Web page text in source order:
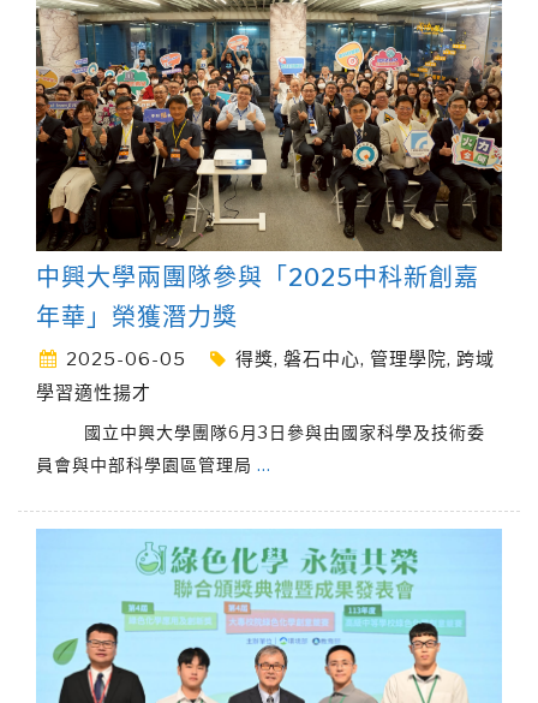
中興大學兩團隊參與「2025中科新創嘉
年華」榮獲潛力獎
2025-06-05 得獎, 磐石中心, 管理學院, 跨域
學習適性揚才
國立中興大學團隊6月3日參與由國家科學及技術委
員會與中部科學園區管理局 …